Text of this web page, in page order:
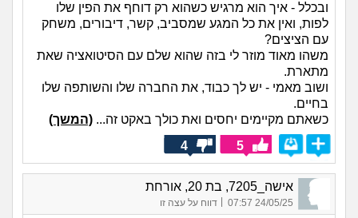
ובכלל - איך הוא מרגיש כשהוא רק דוחף את הפין שלו
לפות, ואין את כל המגע שמסביב, קשר, דיבורים, משחק
עם הציצים?
משהו מאוד מוזר לי בזה שהוא שלם עם הסיטואציה שאת
מתארת.
ושוב מאמי - יש לך כבוד, את החברה שלו והשותפה שלו
בחיים.
כשאתם מקיימים יחסים ואת כולך באקט זה... (המשך)
5
4
אישה_7205, בת 20, אורחת
24/05/25 07:57 דווח על עצה זו